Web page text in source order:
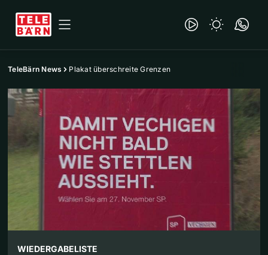
TeleBärn News Plakat überschreite Grenzen
WIEDERGABELISTE